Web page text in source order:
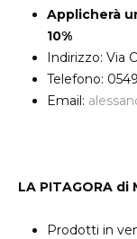
Applicherà
10%
Indirizzo: Via
Telefono:
Email:
LA PITAGORA di
Prodotti in